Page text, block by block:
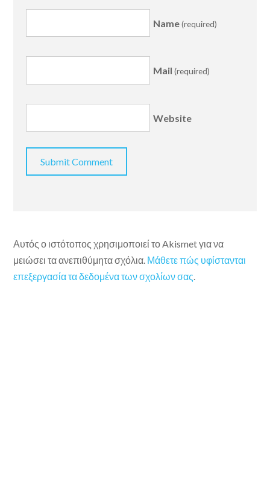
Name(required)
Mail (required)
Website
Αυτός ο ιστότοπος χρησιμοποιεί το Akismet για να
μειώσει τα ανεπιθύμητα σχόλια. Μάθετε πώς υφίστανται
επεξεργασία τα δεδομένα των σχολίων σας.